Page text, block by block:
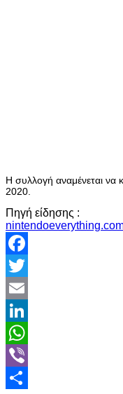
Η συλλογή αναμένεται να
2020.
Πηγή είδησης :
Facebook
Twitter
Email
LinkedIn
WhatsApp
Viber